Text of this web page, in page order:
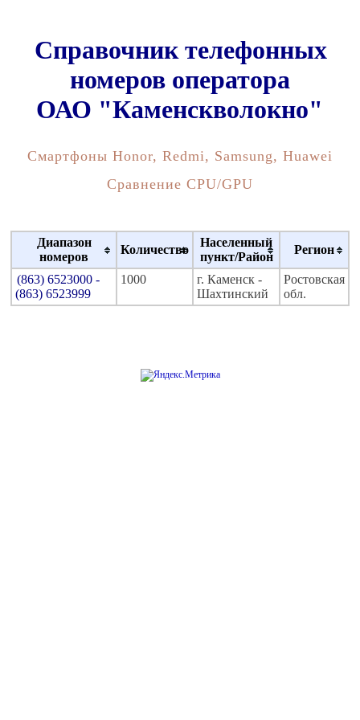
Справочник телефонных
номеров оператора
ОАО "Каменскволокно"
Смартфоны Honor, Redmi, Samsung, Huawei
Сравнение CPU/GPU
Диапазон
номеров
Количество
Населенный
пункт/Район
Регион
(863) 6523000 -
(863) 6523999
1000
г. Каменск -
Шахтинский
Ростовская
обл.